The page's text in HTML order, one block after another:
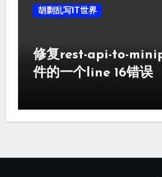
胡剽乱写IT世界
修复rest-api-to-
件的一个line 16错误